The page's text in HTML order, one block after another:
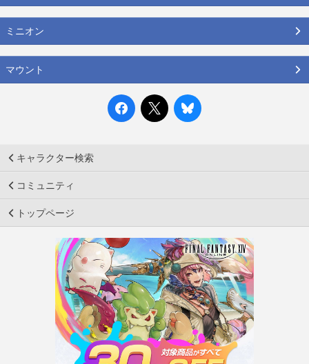
ミニオン
マウント
キャラクター検索
コミュニティ
トップページ